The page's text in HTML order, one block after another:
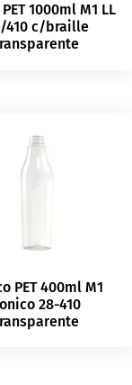
1000ml M1 LL
410 c/braille
PET 400ml M1
28-410